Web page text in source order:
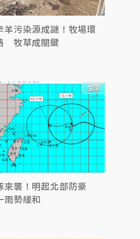
羊污染源成謎！牧場環
牧草成關鍵
生活
來襲！明起北部防豪
勢緩和